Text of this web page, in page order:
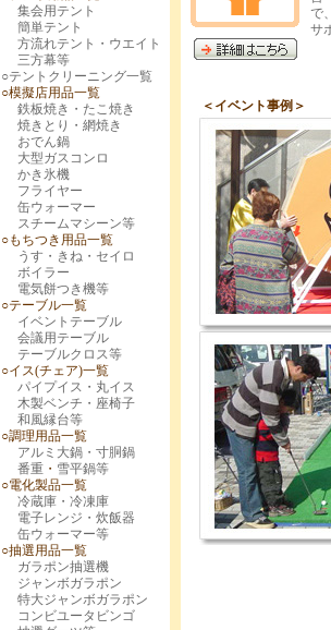
で
サ
＜イベント事例＞
集会用テント
簡単テント
方流れテント・ウエイト
三方幕等
○テントクリーニング一覧
○模擬店用品一覧
鉄板焼き・たこ焼き
焼きとり・網焼き
おでん鍋
大型ガスコンロ
かき氷機
フライヤー
缶ウォーマー
スチームマシーン等
○もちつき用品一覧
うす・きね・セイロ
ボイラー
電気餅つき機等
○テーブル一覧
イベントテーブル
会議用テーブル
テーブルクロス等
○イス(チェア)一覧
パイプイス・丸イス
木製ベンチ・座椅子
和風縁台等
○調理用品一覧
アルミ大鍋・寸胴鍋
番重 ・ 雪平鍋等
○電化製品一覧
冷蔵庫・冷凍庫
電子レンジ・炊飯器
缶ウォーマー等
○抽選用品一覧
ガラポン抽選機
ジャンボガラポン
特大ジャンボガラポン
コンビユータビンゴ